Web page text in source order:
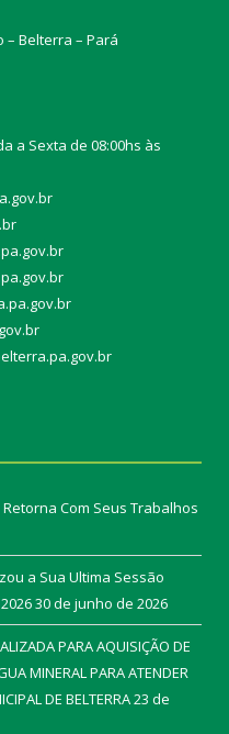
– Belterra – Pará
a Sexta de 08:00hs às
r
Com Seus Trabalhos
a Sua Ultima Sessão
30 de junho de 2026
PARA AQUISIÇÃO DE
MINERAL PARA ATENDER
DE BELTERRA23 de